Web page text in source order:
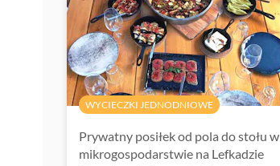
WYCIECZKI JEDNODNIOWE
Prywatny posiłek od pola do stołu w
mikrogospodarstwie na Lefkadzie